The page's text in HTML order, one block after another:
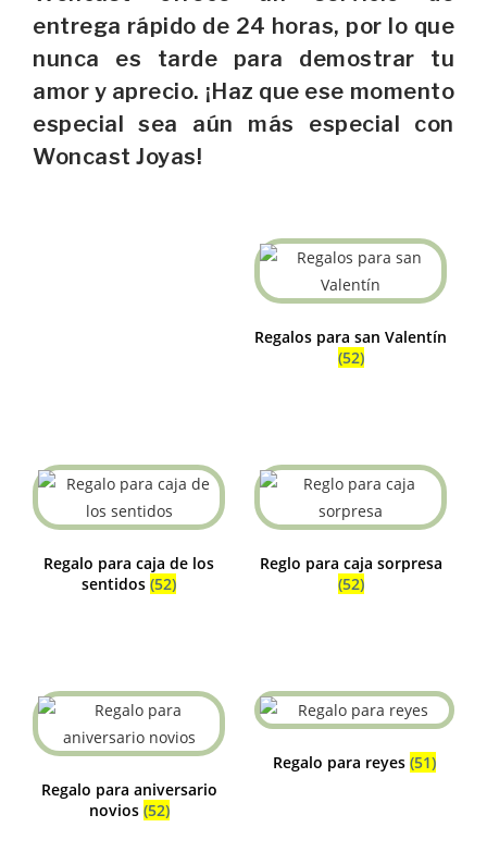
entrega rápido de 24 horas, por lo que
nunca es tarde para demostrar tu
amor y aprecio. ¡Haz que ese momento
especial sea aún más especial con
Woncast Joyas!
Regalos para san Valentín
(52)
Regalo para caja de los
sentidos (52)
Reglo para caja sorpresa
(52)
Regalo para aniversario
novios (52)
Regalo para reyes (51)